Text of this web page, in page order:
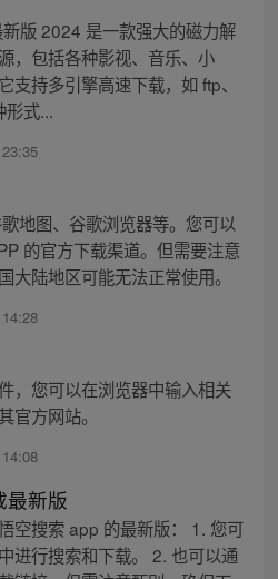
版 2024 是一款强大的磁力解
，包括各种影视、音乐、小
支持多引擎高速下载，如 ftp、
形式...
地图、谷歌浏览器等。您可以
的官方下载渠道。但需要注意
大陆地区可能无法正常使用。
，您可以在浏览器中输入相关
官方网站。
最新版
空搜索 app 的最新版： 1. 您可
进行搜索和下载。 2. 也可以通